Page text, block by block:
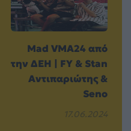
Mad VMA24 από
την ΔΕΗ | FY & Stan
Αντιπαριώτης &
Seno
17.06.2024